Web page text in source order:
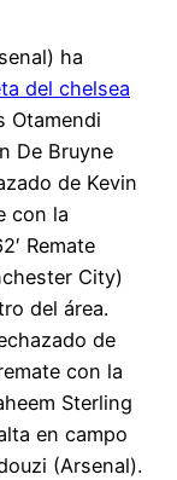
ha
del chelsea
Otamendi
De Bruyne
de Kevin
con la
Remate
City)
del área.
de
con la
Sterling
en campo
(Arsenal).